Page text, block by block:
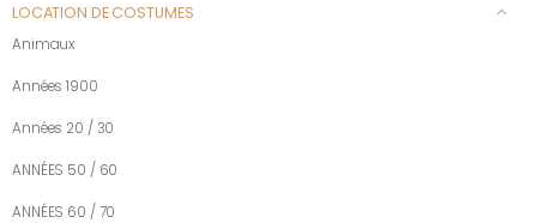
LOCATION DE COSTUMES
Animaux
Années 1900
Années 20 / 30
ANNÉES 50 / 60
ANNÉES 60 / 70